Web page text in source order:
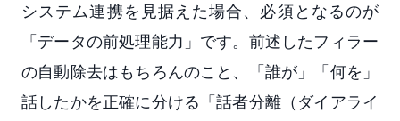
システム連携を見据えた場合、必須となるのが
「データの前処理能力」です。前述したフィラー
の自動除去はもちろんのこと、「誰が」「何を」
話したかを正確に分ける「話者分離（ダイアライ